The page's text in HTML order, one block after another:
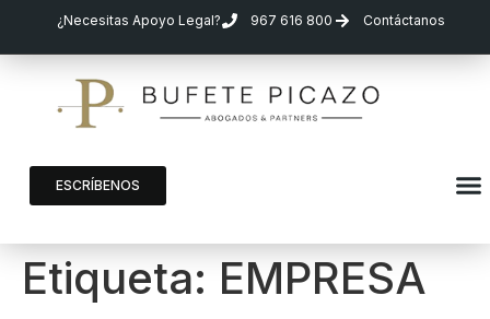
¿Necesitas Apoyo Legal? 967 616 800 Contáctanos
ESCRÍBENOS
Etiqueta: EMPRESA